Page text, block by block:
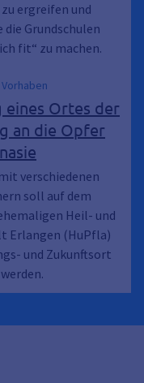
ergreifen und
die Grundschulen
fit“ zu machen.
eines Ortes der
an die Opfer
verschiedenen
soll auf dem
Heil- und
Erlangen (HuPfla)
und Zukunftsort